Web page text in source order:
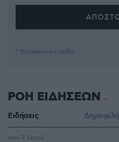
* Υποχρεωτικά πεδία
ΡΟΗ ΕΙΔΗΣΕΩΝ
Ειδήσεις Δημοφιλή
πριν 9 λεπτά